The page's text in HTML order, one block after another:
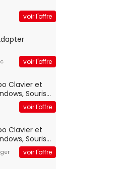
voir l'offre
voir l'offre
Clavier et
Souris
USB Plug
Taillevoir l'offre
Clavier et
Souris
USB Plug
Taillevoir l'offre